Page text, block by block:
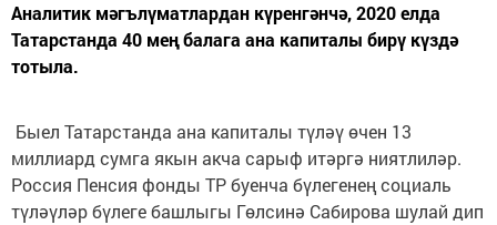
Аналитик мәгълүматлардан күренгәнчә, 2020 елда
Татарстанда 40 мең балага ана капиталы бирү күздә
тотыла.
Быел Татарстанда ана капиталы түләү өчен 13
миллиард сумга якын акча сарыф итәргә ниятлиләр.
Россия Пенсия фонды ТР буенча бүлегенең социаль
түләүләр бүлеге башлыгы Гөлсинә Сабирова шулай дип